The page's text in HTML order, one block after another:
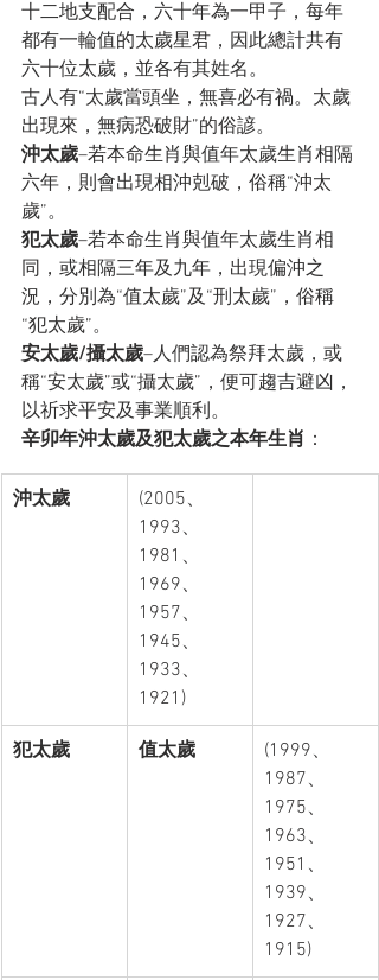
十二地支配合，六十年為一甲子，每年
都有一輪值的太歲星君，因此總計共有
六十位太歲，並各有其姓名。
古人有“太歲當頭坐，無喜必有禍。太歲
出現來，無病恐破財”的俗諺。
沖太歲–若本命生肖與值年太歲生肖相隔
六年，則會出現相沖剋破，俗稱“沖太
歲”。
犯太歲–若本命生肖與值年太歲生肖相
同，或相隔三年及九年，出現偏沖之
況，分別為“值太歲”及“刑太歲”，俗稱
“犯太歲”。
安太歲/攝太歲–人們認為祭拜太歲，或
稱“安太歲”或“攝太歲”，便可趨吉避凶，
以祈求平安及事業順利。
辛卯年沖太歲及犯太歲之本年生肖 ：
沖太歲
(2005、
1993、
1981、
1969、
1957、
1945、
1933、
1921)
犯太歲 值太歲
(1999、
1987、
1975、
1963、
1951、
1939、
1927、
1915)